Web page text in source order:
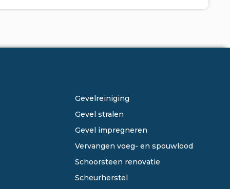
Gevelreiniging
Gevel stralen
Gevel impregneren
Vervangen voeg- en spouwlood
Schoorsteen renovatie
Scheurherstel